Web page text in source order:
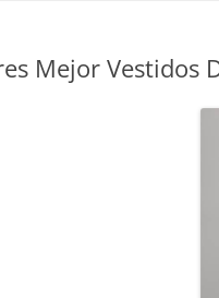
Mejor Vestidos